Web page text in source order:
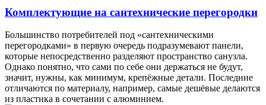
Комплектующие на сантехнические перегородки
Большинство потребителей под «сантехническими
перегородками» в первую очередь подразумевают панели,
которые непосредственно разделяют пространство санузла.
Однако понятно, что сами по себе они держаться не будут,
значит, нужны, как минимум, крепёжные детали. Последние
отличаются по материалу, например, самые дешёвые делаются
из пластика в сочетании с алюминием.